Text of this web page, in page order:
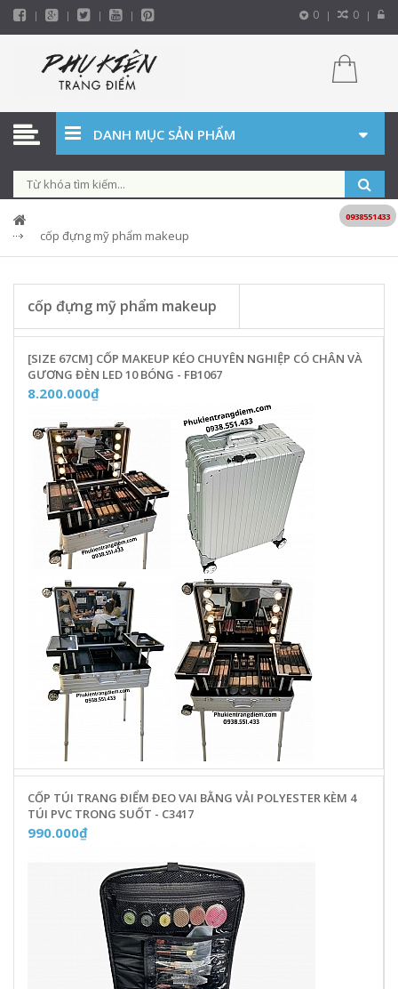
0 0
DANH MỤC SẢN PHẨM
cốp đựng mỹ phẩm makeup
cốp đựng mỹ phẩm makeup
[SIZE 67CM] CỐP MAKEUP KÉO CHUYÊN NGHIỆP CÓ CHÂN VÀ
GƯƠNG ĐÈN LED 10 BÓNG - FB1067
8.200.000₫
CỐP TÚI TRANG ĐIỂM ĐEO VAI BẰNG VẢI POLYESTER KÈM 4
TÚI PVC TRONG SUỐT - C3417
990.000₫
0938551433